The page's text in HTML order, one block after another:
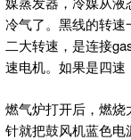
冷气了。黑线的转速
二大转速，是连接
速电机。如果是四速
燃气炉打开后，燃
针就把鼓风机蓝色